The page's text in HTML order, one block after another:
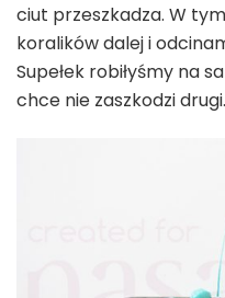
ciut przeszkadza. W
koralików dalej i
Supełek robiłyśmy na
chce nie zaszkodzi drugi.